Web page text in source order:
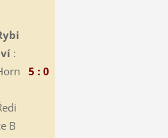
:
B
5 : 0